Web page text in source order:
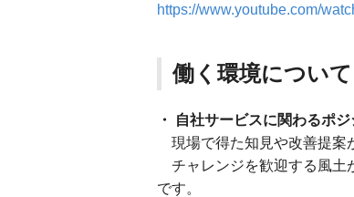
https://www.youtube.com/
働く環境について
・ 自社サービスに関わるポ
現場で得た知見や改善提案
チャレンジを歓迎する風土
です。